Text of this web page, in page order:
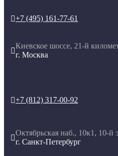
+7 (495) 161-77-61

Киевское шоссе, 21-й
г. Москва
+7 (812) 317-00-92

Октябрьская наб., 10к1, 10-й
г. Санкт-Петербург